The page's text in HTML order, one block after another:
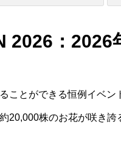
2026：2026
ことができる恒例イベン
20,000株のお花が咲き誇